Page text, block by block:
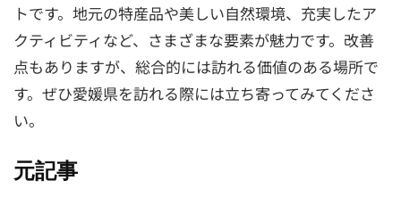
トです。地元の特産品や美しい自然環境、充実したア
クティビティなど、さまざまな要素が魅力です。改善
点もありますが、総合的には訪れる価値のある場所で
す。ぜひ愛媛県を訪れる際には立ち寄ってみてくださ
い。
元記事